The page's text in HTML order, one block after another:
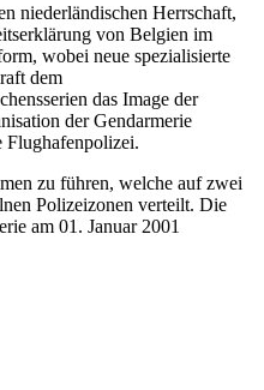
niederländischen Herrschaft,
von Belgien im
wobei neue spezialisierte
dem
das Image der
der Gendarmerie
Flughafenpolizei.
zu führen, welche auf zwei
Polizeizonen verteilt. Die
am 01. Januar 2001